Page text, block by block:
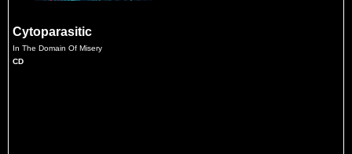
Cytoparasitic
In The Domain Of Misery
CD